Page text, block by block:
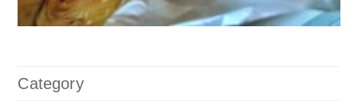
Category